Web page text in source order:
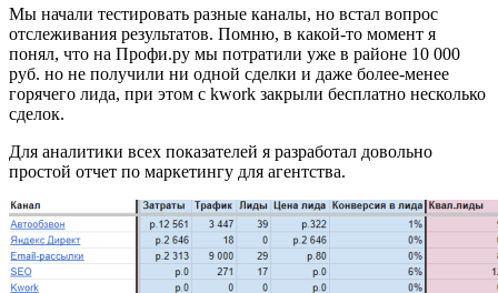
Мы начали тестировать разные каналы, но встал вопрос
отслеживания результатов. Помню, в какой-то момент я
понял, что на Профи.ру мы потратили уже в районе 10 000
руб. но не получили ни одной сделки и даже более-менее
горячего лида, при этом с kwork закрыли бесплатно несколько
сделок.
Для аналитики всех показателей я разработал довольно
простой отчет по маркетингу для агентства.